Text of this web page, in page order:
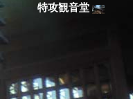
特攻観音堂